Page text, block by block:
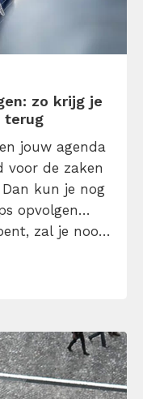
zo krijg je
terug
jouw agenda
voor de zaken
kun je nog
opvolgen…
zal je nooit
je tijd te